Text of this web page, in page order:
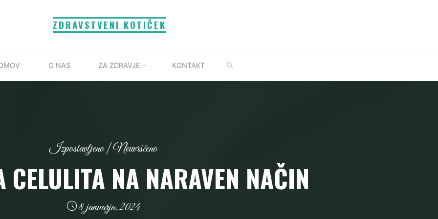
ZDRAVSTVENI KOTIČEK
O NAS ZA ZDRAVJE KONTAKT
Izpostavljeno|Neuvrščeno
CELULITA NA NARAVEN NAČIN
8 januarja, 2024